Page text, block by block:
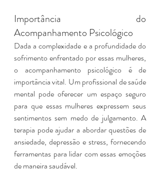
Importância do
Acompanhamento Psicológico
Dada a complexidade e a profundidade do
sofrimento enfrentado por essas mulheres,
o acompanhamento psicológico é de
importância vital. Um profissional de saúde
mental pode oferecer um espaço seguro
para que essas mulheres expressem seus
sentimentos sem medo de julgamento. A
terapia pode ajudar a abordar questões de
ansiedade, depressão e stress, fornecendo
ferramentas para lidar com essas emoções
de maneira saudável.